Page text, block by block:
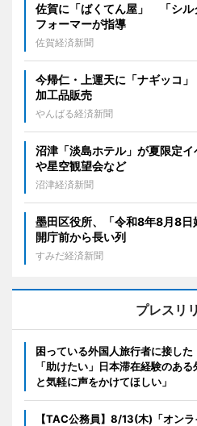
佐賀に「ばくてん屋」 「シル
フォーマーが指導
佐賀経済新聞
今帰仁・上運天に「ナギッコ
加工品販売
やんばる経済新聞
沼津「淡島ホテル」が夏限定
や星空観望会など
沼津経済新聞
墨田区役所、「令和8年8月8
開庁前から長い列
すみだ経済新聞
プレスリ
困っている外国人旅行者に接し
「助けたい」日本滞在経験のあ
と気軽に声をかけてほしい」
【TAC公務員】8/13(木)「オン